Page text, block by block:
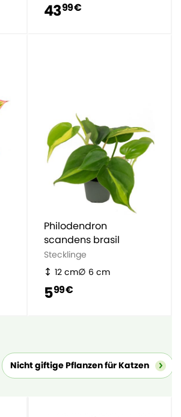
4399 €
Philodendron
scandens brasil
Stecklinge
12 cm
6 cm
599 €
Nicht giftige Pflanzen für Katzen